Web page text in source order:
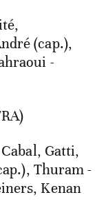
(cap.),
-
Gatti,
Thuram -
Kenan